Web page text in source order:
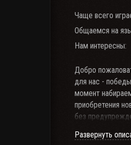
Чаще всего
Общаемся на
Нам интересны:
Добро
для нас -
момент
приобретения
без
вступления в
Развернуть